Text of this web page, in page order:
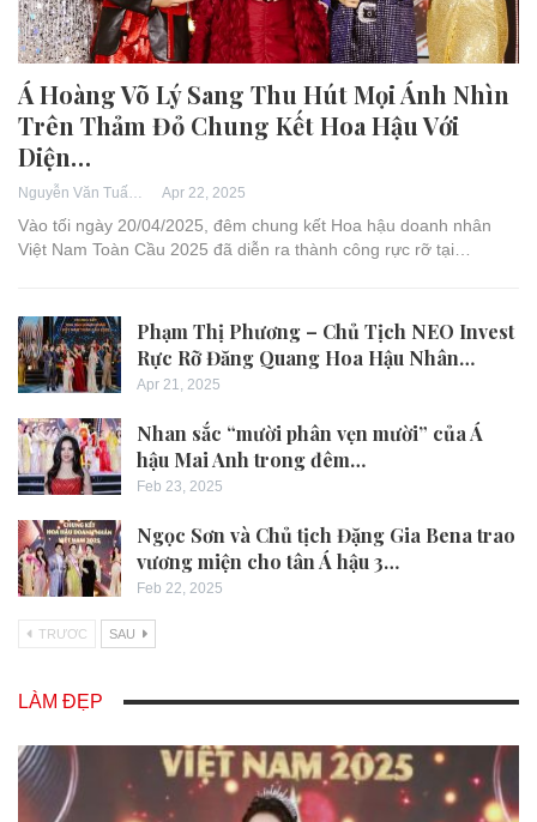
Á Hoàng Võ Lý Sang Thu Hút Mọi Ánh Nhìn
Trên Thảm Đỏ Chung Kết Hoa Hậu Với
Diện…
Nguyễn Văn Tuấn Apr 22, 2025
Vào tối ngày 20/04/2025, đêm chung kết Hoa hậu doanh nhân
Việt Nam Toàn Cầu 2025 đã diễn ra thành công rực rỡ tại…
Phạm Thị Phương – Chủ Tịch NEO Invest
Rực Rỡ Đăng Quang Hoa Hậu Nhân…
Apr 21, 2025
Nhan sắc “mười phân vẹn mười” của Á
hậu Mai Anh trong đêm…
Feb 23, 2025
Ngọc Sơn và Chủ tịch Đặng Gia Bena trao
vương miện cho tân Á hậu 3…
Feb 22, 2025
TRƯƠC SAU
LÀM ĐẸP